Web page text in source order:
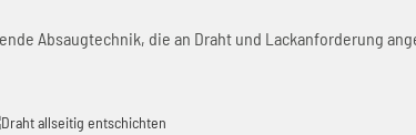
Absaugtechnik, die an Draht und Lackanforderung